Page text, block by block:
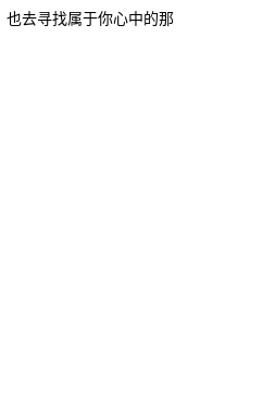
去寻找属于你心中的那